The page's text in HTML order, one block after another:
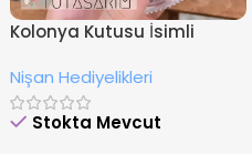
Kolonya Kutusu İsimli
Nişan Hediyelikleri
Stokta Mevcut